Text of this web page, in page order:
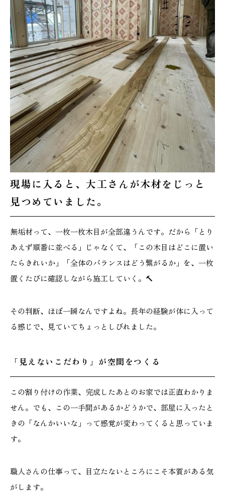
COMPANY
会社情報
ACCESS MAP
アクセスマップ
プライバシーポリシー
本社
053-488-5127
10:00〜19:00 水曜定休
浜松店
053-430-5123
現場に入ると、大工さんが木材をじっと
見つめていました。
無垢材って、一枚一枚木目が全部違うんです。だから「とり
あえず順番に並べる」じゃなくて、「この木目はどこに置い
たらきれいか」「全体のバランスはどう繋がるか」を、一枚
置くたびに確認しながら施工していく。🔨
その判断、ほぼ一瞬なんですよね。長年の経験が体に入って
る感じで、見ていてちょっとしびれました。
「見えないこだわり」が空間をつくる
この割り付けの作業、完成したあとのお家では正直わかりま
せん。でも、この一手間があるかどうかで、部屋に入ったと
きの「なんかいいな」って感覚が変わってくると思っていま
す。
職人さんの仕事って、目立たないところにこそ本質がある気
がします。